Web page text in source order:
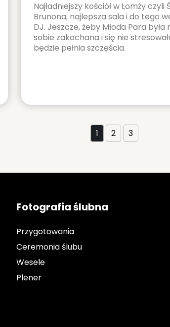
Najładniejszy kościół w Łomży czyli
Brunona, najlepsza sala i do tego
DJ. Jeszcze, żeby Młoda Para była
sobie zakochana i się nie
będzie pełnia szczęścia.
1 2 3
Fotografia ślubna
Przygotowania
Ceremonia ślubu
Wesele
Plener